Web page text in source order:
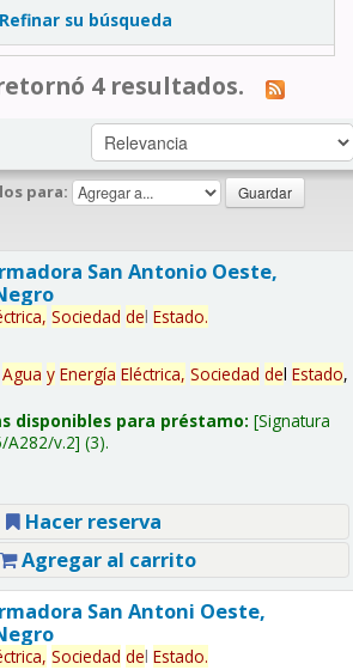
Refinar su búsqueda
4 resultados.
para:
San Antonio Oeste,
Sociedad del Estado.
Agua y Energía Eléctrica, Sociedad del Estado,
disponibles para préstamo: Signatura
A282/v.2 (3).
Hacer reserva
Agregar al carrito
San Antoni Oeste,
Sociedad del Estado.